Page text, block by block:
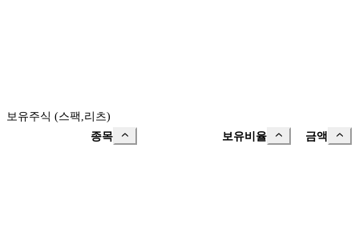
보유주식 (스팩,리츠)
종목
보유비율 금액